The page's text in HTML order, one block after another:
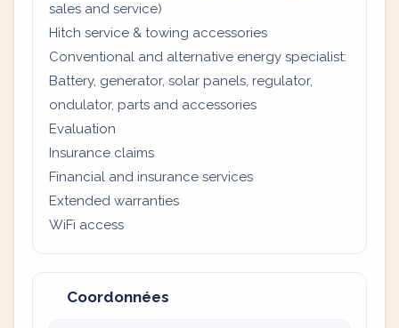
sales and service)
Hitch service & towing accessories
Conventional and alternative energy specialist:
Battery, generator, solar panels, regulator,
ondulator, parts and accessories
Evaluation
Insurance claims
Financial and insurance services
Extended warranties
WiFi access
Coordonnées